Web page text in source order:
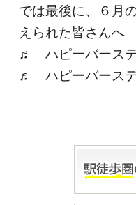
では最後に、６月
えられた皆さんへ
♬ ハピーバース
♬ ハピーバース